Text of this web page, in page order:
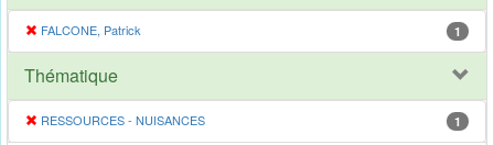
FALCONE, Patrick 1
Thématique
RESSOURCES - NUISANCES 1